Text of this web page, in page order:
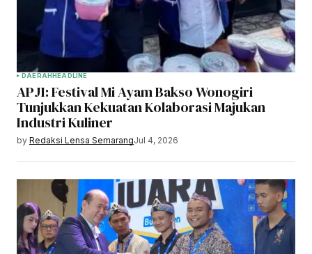
DAERAHHEADLINE
APJI: Festival Mi Ayam Bakso Wonogiri
Tunjukkan Kekuatan Kolaborasi Majukan
Industri Kuliner
by Redaksi Lensa SemarangJul 4, 2026